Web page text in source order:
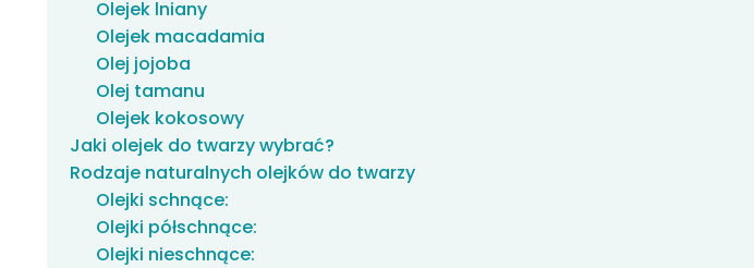
Olejek lniany
Olejek macadamia
Olej jojoba
Olej tamanu
Olejek kokosowy
Jaki olejek do twarzy wybrać?
Rodzaje naturalnych olejków do twarzy
Olejki schnące:
Olejki półschnące:
Olejki nieschnące: